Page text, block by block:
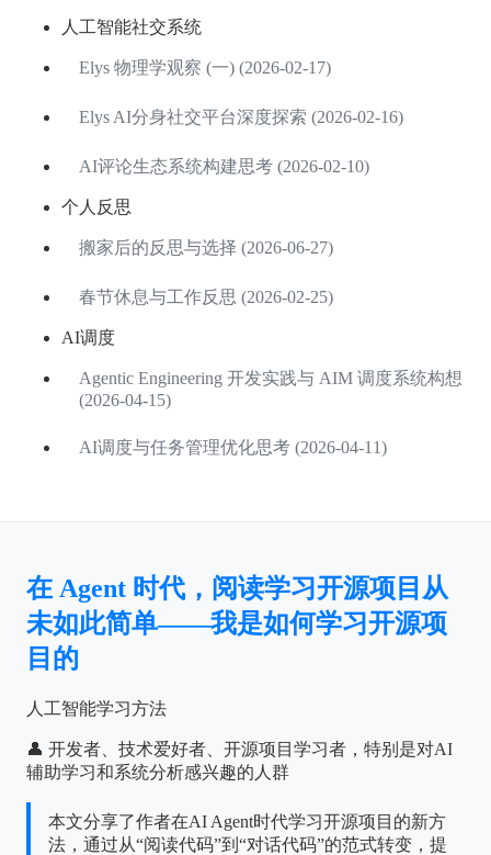
人工智能社交系统
Elys 物理学观察 (一) (2026-02-17)
Elys AI分身社交平台深度探索 (2026-02-16)
AI评论生态系统构建思考 (2026-02-10)
个人反思
搬家后的反思与选择 (2026-06-27)
春节休息与工作反思 (2026-02-25)
AI调度
Agentic Engineering 开发实践与 AIM 调度系统构想
(2026-04-15)
AI调度与任务管理优化思考 (2026-04-11)
在 Agent 时代，阅读学习开源项目从
未如此简单——我是如何学习开源项
目的
人工智能学习方法
👤 开发者、技术爱好者、开源项目学习者，特别是对AI
辅助学习和系统分析感兴趣的人群
本文分享了作者在AI Agent时代学习开源项目的新方
法，通过从“阅读代码”到“对话代码”的范式转变，提